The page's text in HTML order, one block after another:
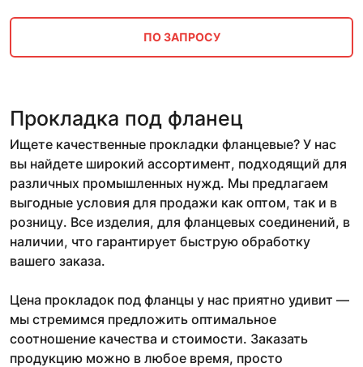
ПО ЗАПРОСУ
Прокладка под фланец
Ищете качественные прокладки фланцевые? У нас
вы найдете широкий ассортимент, подходящий для
различных промышленных нужд. Мы предлагаем
выгодные условия для продажи как оптом, так и в
розницу. Все изделия, для фланцевых соединений, в
наличии, что гарантирует быструю обработку
вашего заказа.
Цена прокладок под фланцы у нас приятно удивит —
мы стремимся предложить оптимальное
соотношение качества и стоимости. Заказать
продукцию можно в любое время, просто